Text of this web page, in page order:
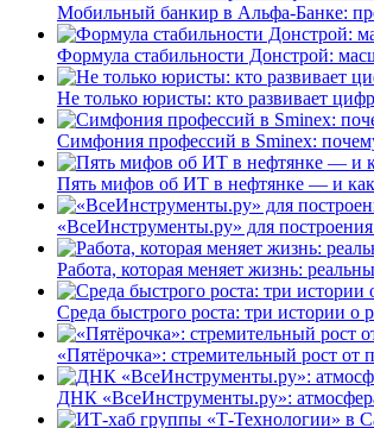
Мобильный банкир в Альфа-Банке:
Формула стабильности Донстрой:
Не только юристы: кто развивает
Симфония профессий в Sminex:
Пять мифов об ИТ в нефтянке — и
«ВсеИнструменты.ру» для
Работа, которая меняет жизнь:
Среда быстрого роста: три истории о
«Пятёрочка»: стремительный рост от
ДНК «ВсеИнструменты.ру»: